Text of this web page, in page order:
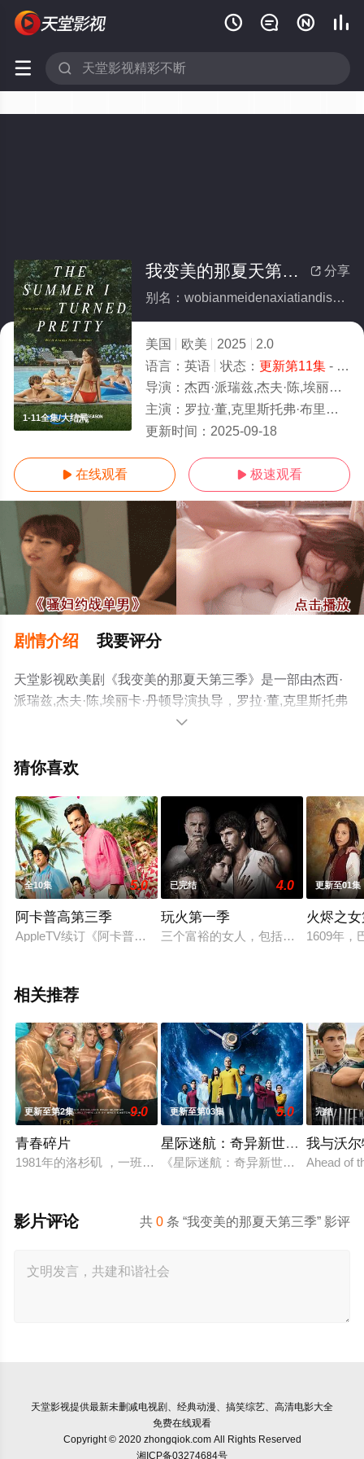
   
 
1-11全集/大结局
 分享
我变美的那夏天第三季(全集)
别名：wobianmeidenaxiatiandisanji
美国 欧美 2025
2.0
语言： 英语 状态： 更新第11集- 免费在线观看
导演： 杰西·派瑞兹,杰夫·陈,埃丽卡·丹顿
主演： 罗拉·董,克里斯托弗·布里尼,加文·卡萨莱尼奥,杰基·钟,雷切尔·布兰卡德,肖恩·考夫曼
更新时间： 2025-09-18
 在线观看  极速观看
剧情介绍 我要评分
天堂影视欧美剧《我变美的那夏天第三季》是一部由杰西·
派瑞兹,杰夫·陈,埃丽卡·丹顿导演执导，罗拉·董,克里斯托弗
·布里尼,加文·卡萨莱尼奥,杰基·钟,雷切尔·布兰卡德,肖恩·考
11全集），手机免费观看高清无删减完整版电视剧全集就
猫或剧情网等平台了解。

猜你喜欢
全10集 5.0
阿卡普高第三季
AppleTV续订《阿卡普高》第三季。
已完结 4.0
玩火第一季
三个富裕的女人，包括一个母亲和她
更新至01集
火烬之
1609年，
相关推荐
更新至第2集 9.0
青春碎片
1981年的洛杉矶 ，一班精英名校的高中生原本过住灿烂生活，
更新至第03集 5.0
星际迷航：奇异新世界 第四季
《星际迷航：奇异新世界》已续订第
完结
我与沃
Ahead of
共0 条 “我变美的那夏天第三季” 影评
影片评论
天堂影视提供最新未删减电视剧、经典动漫、搞笑综艺、高清电影大全
免费在线观看
Copyright © 2020 zhongqiok.com All Rights Reserved
湘ICP备03274684号